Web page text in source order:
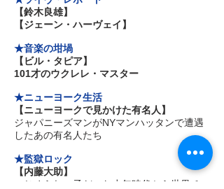
【鈴木良雄】
【ジェーン・ハーヴェイ】
★音楽の坩堝
【ビル・タピア】
101才のウクレレ・マスター
★ニューヨーク生活
【ニューヨークで見かけた有名人】
ジャパニーズマンがNYマンハッタンで遭遇
したあの有名人たち
★監獄ロック
【内藤大助】
いじめられっ子だった少年時代から世界チャ